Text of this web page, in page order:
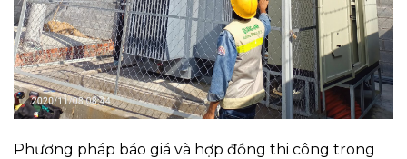
Phương pháp báo giá và hợp đồng thi công trong